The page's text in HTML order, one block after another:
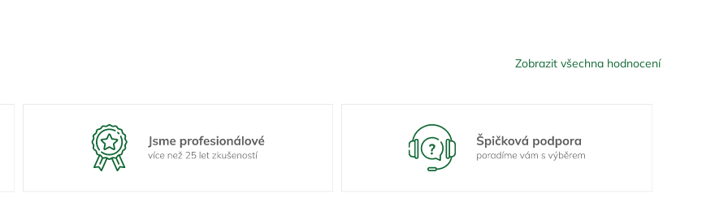
Zobrazit všechna hodnocení